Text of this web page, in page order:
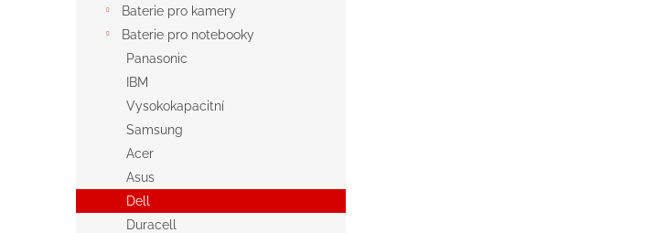
Baterie pro kamery
Baterie pro notebooky
Panasonic
IBM
Vysokokapacitní
Samsung
Acer
Asus
Dell
Duracell